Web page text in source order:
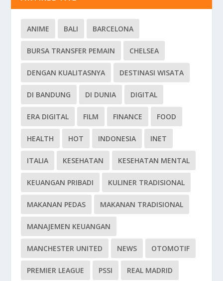
ANIME BALI BARCELONA
BURSA TRANSFER PEMAIN CHELSEA
DENGAN KUALITASNYA DESTINASI WISATA
DI BANDUNG DI DUNIA DIGITAL
ERA DIGITAL FILM FINANCE FOOD
HEALTH HOT INDONESIA INET
ITALIA KESEHATAN KESEHATAN MENTAL
KEUANGAN PRIBADI KULINER TRADISIONAL
MAKANAN PEDAS MAKANAN TRADISIONAL
MANAJEMEN KEUANGAN
MANCHESTER UNITED NEWS OTOMOTIF
PREMIER LEAGUE PSSI REAL MADRID